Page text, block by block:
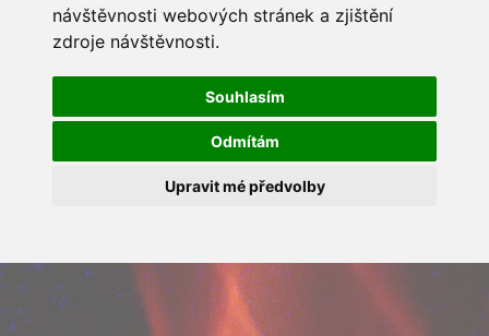
návštěvnosti webových stránek a zjištění
zdroje návštěvnosti.
Souhlasím
Odmítám
Upravit mé předvolby